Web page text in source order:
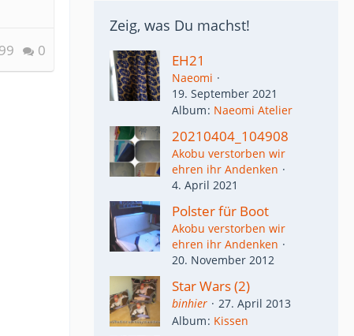
0
Zeig, was Du machst!
EH21
Naeomi
19. September 2021
Album Naeomi Atelier
20210404_104908
Akobu verstorben wir
ehren ihr Andenken
4. April 2021
Polster für Boot
Akobu verstorben wir
ehren ihr Andenken
20. November 2012
Star Wars (2)
binhier
27. April 2013
Album Kissen